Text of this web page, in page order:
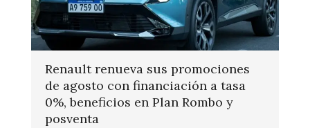
Renault renueva sus promociones
de agosto con financiación a tasa
0%, beneficios en Plan Rombo y
posventa